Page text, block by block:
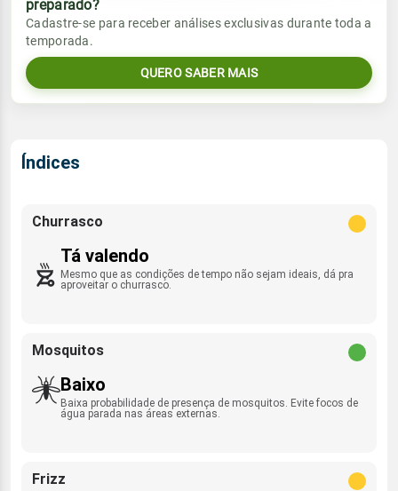
Umidade do ar
49% 98%
Rajada de vento
Sol
05:42h às 17:26h
Lua
Chuva
0.4mm
Umidade do ar
Vento
SE - 10km/h
Rajada de vento
Sol
preparado?
Cadastre-se para receber análises exclusivas durante toda a
temporada.
QUERO SABER MAIS
Índices
Churrasco
Tá valendo
Mesmo que as condições de tempo não sejam ideais, dá pra
aproveitar o churrasco.
Mosquitos
Baixo
Baixa probabilidade de presença de mosquitos. Evite focos de
água parada nas áreas externas.
Frizz